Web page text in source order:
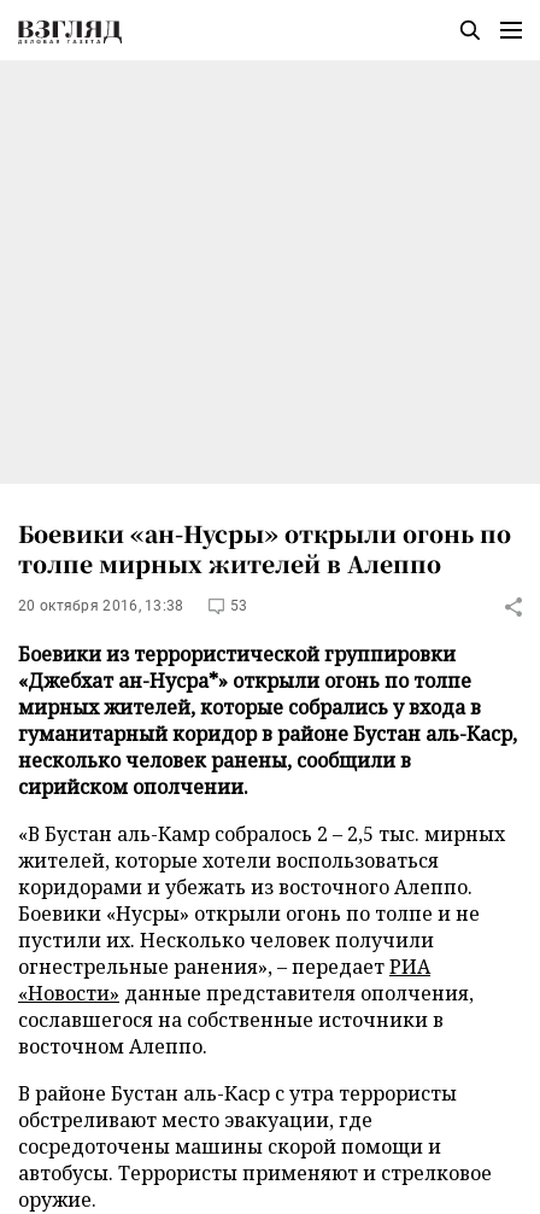
Боевики «ан-Нусры» открыли огонь по
толпе мирных жителей в Алеппо
20 октября 2016, 13:38 53
Боевики из террористической группировки
«Джебхат ан-Нусра*» открыли огонь по толпе
мирных жителей, которые собрались у входа в
гуманитарный коридор в районе Бустан аль-Каср,
несколько человек ранены, сообщили в
сирийском ополчении.
«В Бустан аль-Камр собралось 2 – 2,5 тыс. мирных
жителей, которые хотели воспользоваться
коридорами и убежать из восточного Алеппо.
Боевики «Нусры» открыли огонь по толпе и не
пустили их. Несколько человек получили
огнестрельные ранения», – передаетРИА
«Новости» данные представителя ополчения,
сославшегося на собственные источники в
восточном Алеппо.
В районе Бустан аль-Каср с утра террористы
обстреливают место эвакуации, где
сосредоточены машины скорой помощи и
автобусы. Террористы применяют и стрелковое
оружие.